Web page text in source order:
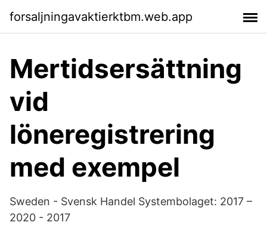
forsaljningavaktierktbm.web.app
Mertidsersättning
vid
löneregistrering
med exempel
Sweden - Svensk Handel Systembolaget: 2017 –
2020 - 2017